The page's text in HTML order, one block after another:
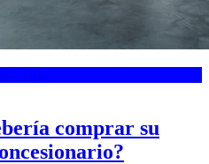
comprar su